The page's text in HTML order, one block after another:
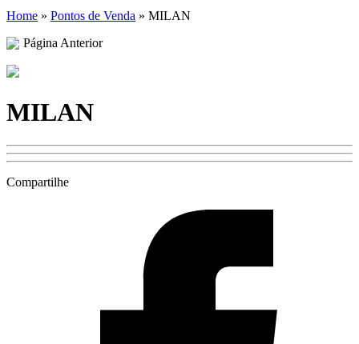
Home » Pontos de Venda » MILAN
Página Anterior
MILAN
Compartilhe